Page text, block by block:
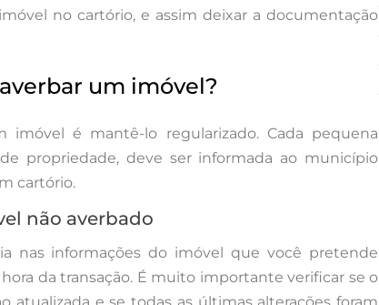
no cartório, e assim deixar a documentação
um imóvel?
imóvel é mantê-lo regularizado. Cada pequena
propriedade, deve ser informada ao município
cartório.
não averbado
nas informações do imóvel que você pretende
da transação. É muito importante verificar se o